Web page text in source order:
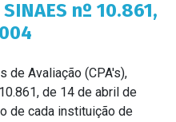
nº 10.861,
de Avaliação (CPA's),
de 14 de abril de
de cada instituição de